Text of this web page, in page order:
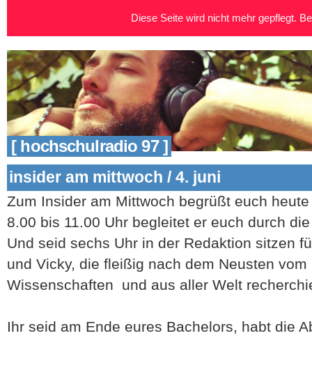
[ hochschulradio 97 ]
insider am mittwoch / 4. juni
Zum Insider am Mittwoch begrüßt euch heute
8.00 bis 11.00 Uhr begleitet er euch durch
Und seid sechs Uhr in der Redaktion sitzen
und Vicky, die fleißig nach dem Neusten
Wissenschaften und aus aller Welt
Ihr seid am Ende eures Bachelors, habt die
Diese Seite wird nicht mehr gepflegt.